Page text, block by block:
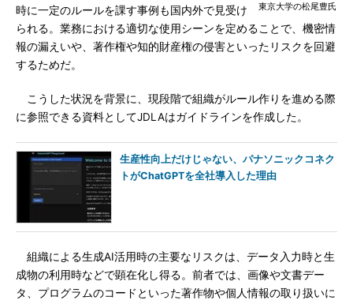
東京大学の松尾豊氏
時に一定のルールを課す事例も国内外で見受け
られる。業務における適切な使用シーンを定めることで、機密情
報の漏えいや、著作権や知的財産権の侵害といったリスクを回避
するためだ。
こうした状況を背景に、現段階で組織がルール作りを進める際
に参照できる資料としてJDLAはガイドラインを作成した。
生産性向上だけじゃない、パナソニックコネク
トがChatGPTを全社導入した理由
組織による生成AI活用時の主要なリスクは、データ入力時と生
成物の利用時などで顕在化し得る。前者では、画像や文書デー
タ、プログラムのコードといった著作物や個人情報の取り扱いに